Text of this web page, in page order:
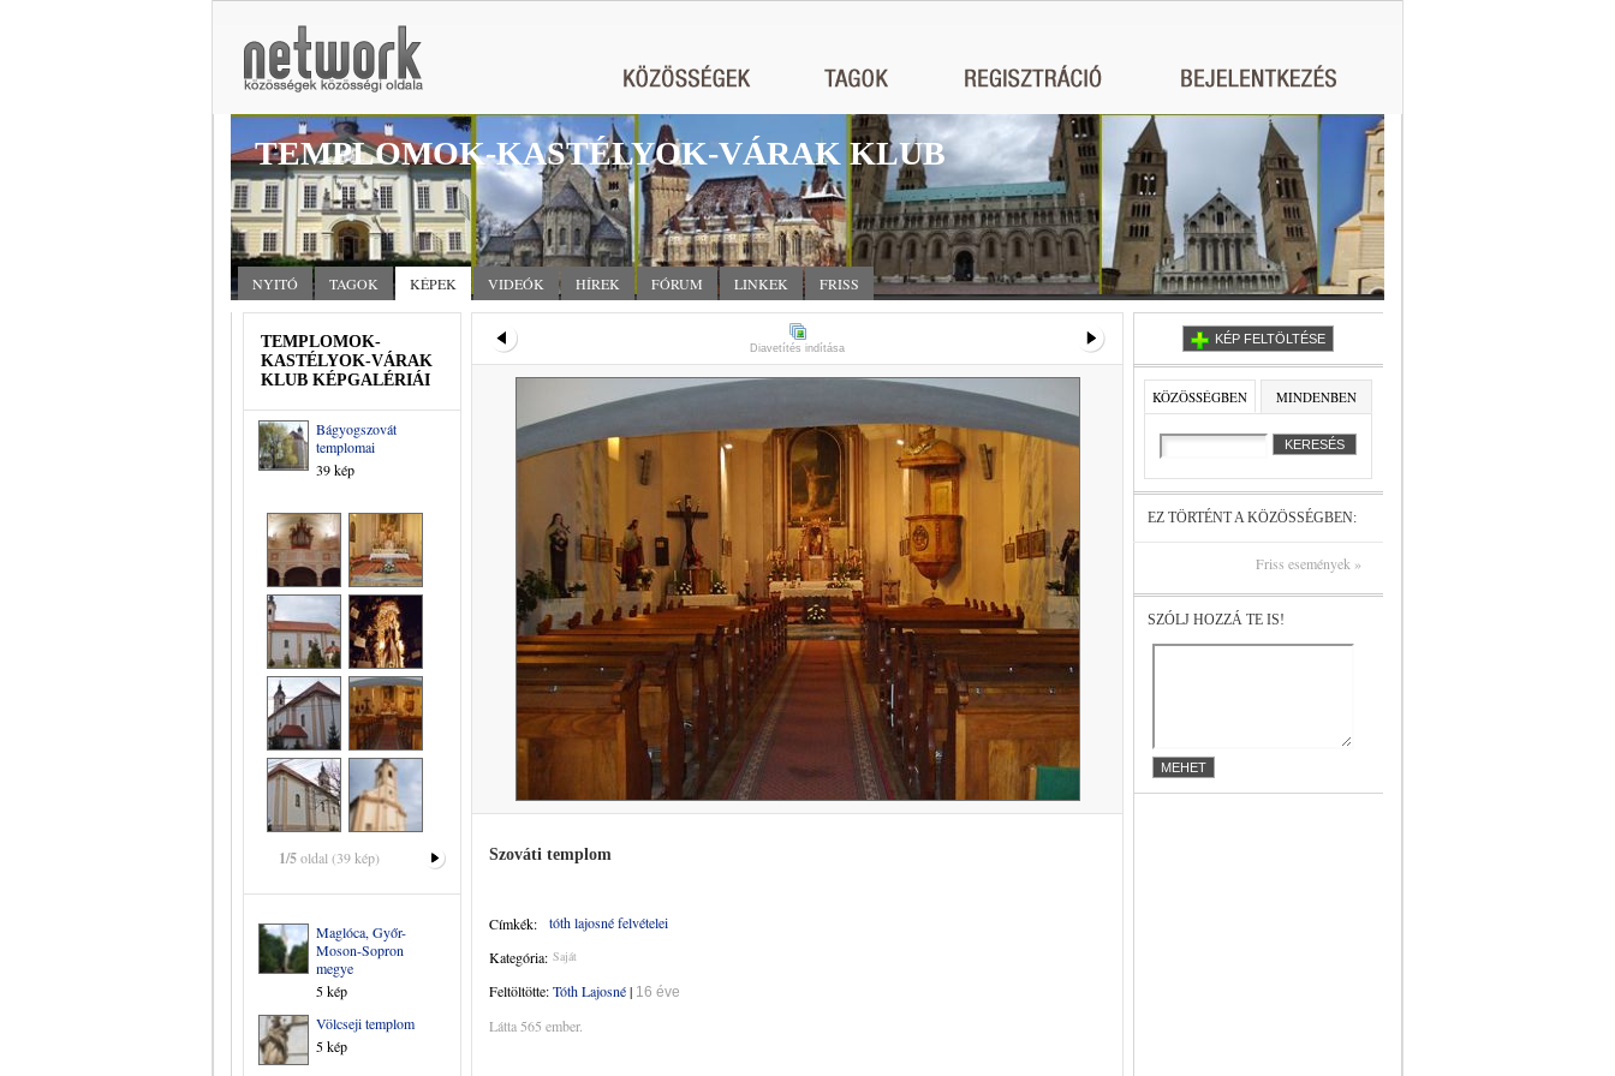
TEMPLOMOK-KASTÉLYOK-VÁRAK KLUB
NYITÓ TAGOK KÉPEK VIDEÓK HÍREK FÓRUM LINKEK FRISS
TEMPLOMOK-
KASTÉLYOK-VÁRAK
KLUB KÉPGALÉRIÁI
Bágyogszovát
templomai
39 kép
1/5oldal (39 kép)
Maglóca, Győr-
Moson-Sopron
megye
5 kép
Völcseji templom
5 kép
Diavetítés indítása
Szováti templom
Címkék:
tóth lajosné felvételei
Kategória: Saját
Feltöltötte:Tóth Lajosné| 16 éve
Látta 565 ember.
KÉP FELTÖLTÉSE
KÖZÖSSÉGBEN MINDENBEN
EZ TÖRTÉNT A KÖZÖSSÉGBEN:
Friss események »
SZÓLJ HOZZÁ TE IS!